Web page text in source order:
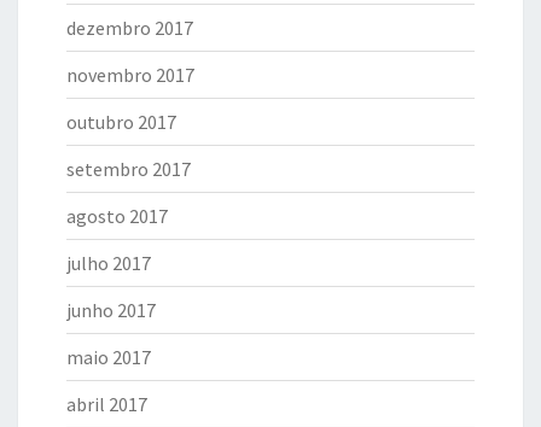
dezembro 2017
novembro 2017
outubro 2017
setembro 2017
agosto 2017
julho 2017
junho 2017
maio 2017
abril 2017